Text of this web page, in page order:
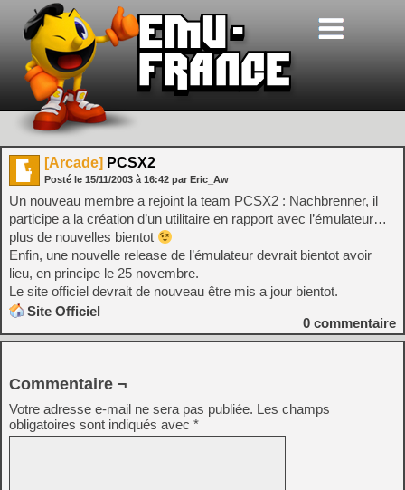
[Arcade] PCSX2
Posté le 15/11/2003 à 16:42 par Eric_Aw
Un nouveau membre a rejoint la team PCSX2 : Nachbrenner, il
participe a la création d’un utilitaire en rapport avec l’émulateur…
plus de nouvelles bientot
Enfin, une nouvelle release de l’émulateur devrait bientot avoir
lieu, en principe le 25 novembre.
Le site officiel devrait de nouveau être mis a jour bientot.
Site Officiel
0 commentaire
Commentaire ¬
Votre adresse e-mail ne sera pas publiée. Les champs
obligatoires sont indiqués avec *